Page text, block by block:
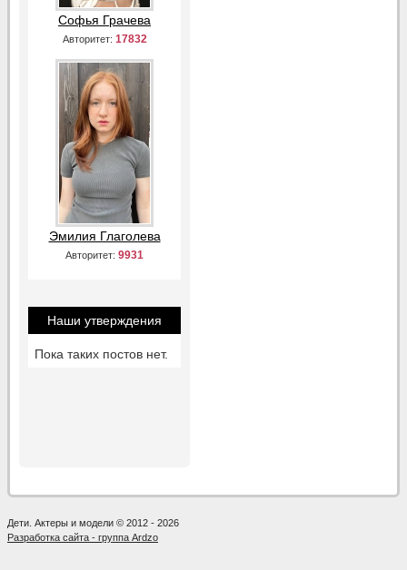
Софья Грачева
Авторитет: 17832
Эмилия Глаголева
Авторитет: 9931
Наши утверждения
Пока таких постов нет.
Дети. Актеры и модели © 2012 - 2026
Разработка сайта - группа Ardzo